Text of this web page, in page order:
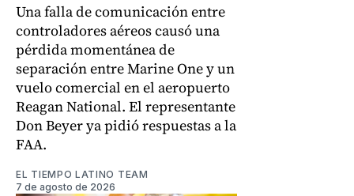
Una falla de comunicación entre
controladores aéreos causó una
pérdida momentánea de
separación entre Marine One y un
vuelo comercial en el aeropuerto
Reagan National. El representante
Don Beyer ya pidió respuestas a la
FAA.
EL TIEMPO LATINO TEAM
7 de agosto de 2026